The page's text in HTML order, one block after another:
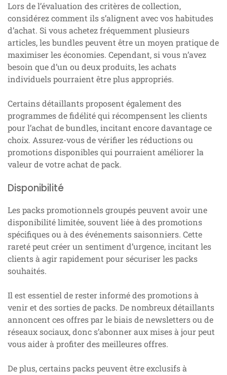
Lors de l’évaluation des critères de collection,
considérez comment ils s’alignent avec vos habitudes
d’achat. Si vous achetez fréquemment plusieurs
articles, les bundles peuvent être un moyen pratique de
maximiser les économies. Cependant, si vous n’avez
besoin que d’un ou deux produits, les achats
individuels pourraient être plus appropriés.
Certains détaillants proposent également des
programmes de fidélité qui récompensent les clients
pour l’achat de bundles, incitant encore davantage ce
choix. Assurez-vous de vérifier les réductions ou
promotions disponibles qui pourraient améliorer la
valeur de votre achat de pack.
Disponibilité
Les packs promotionnels groupés peuvent avoir une
disponibilité limitée, souvent liée à des promotions
spécifiques ou à des événements saisonniers. Cette
rareté peut créer un sentiment d’urgence, incitant les
clients à agir rapidement pour sécuriser les packs
souhaités.
Il est essentiel de rester informé des promotions à
venir et des sorties de packs. De nombreux détaillants
annoncent ces offres par le biais de newsletters ou de
réseaux sociaux, donc s’abonner aux mises à jour peut
vous aider à profiter des meilleures offres.
De plus, certains packs peuvent être exclusifs à